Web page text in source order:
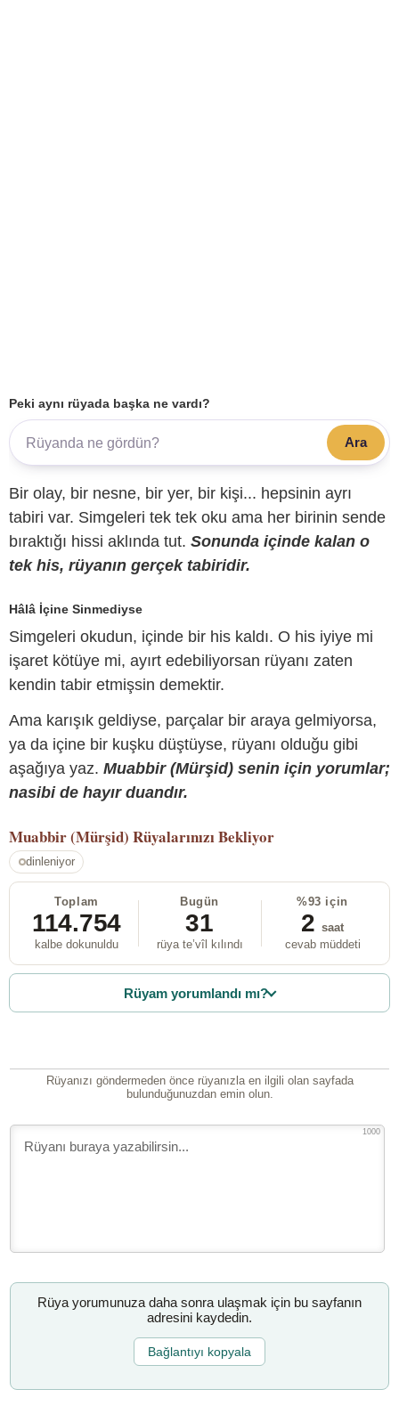
Peki aynı rüyada başka ne vardı?
Ara
Bir olay, bir nesne, bir yer, bir kişi... hepsinin ayrı
tabiri var. Simgeleri tek tek oku ama her birinin sende
bıraktığı hissi aklında tut. Sonunda içinde kalan o
tek his, rüyanın gerçek tabiridir.
Hâlâ İçine Sinmediyse
Simgeleri okudun, içinde bir his kaldı. O his iyiye mi
işaret kötüye mi, ayırt edebiliyorsan rüyanı zaten
kendin tabir etmişsin demektir.
Ama karışık geldiyse, parçalar bir araya gelmiyorsa,
ya da içine bir kuşku düştüyse, rüyanı olduğu gibi
aşağıya yaz. Muabbir (Mürşid) senin için yorumlar;
nasibi de hayır duandır.
Muabbir (Mürşid) Rüyalarınızı Bekliyor
dinleniyor
Toplam
114.754
kalbe dokunuldu
Bugün
31
rüya te’vîl kılındı
%93 için
2 saat
cevab müddeti
Rüyam yorumlandı mı?
Rüyanızı göndermeden önce rüyanızla en ilgili olan sayfada
bulunduğunuzdan emin olun.
1000
Rüya yorumunuza daha sonra ulaşmak için bu sayfanın
adresini kaydedin.
Bağlantıyı kopyala